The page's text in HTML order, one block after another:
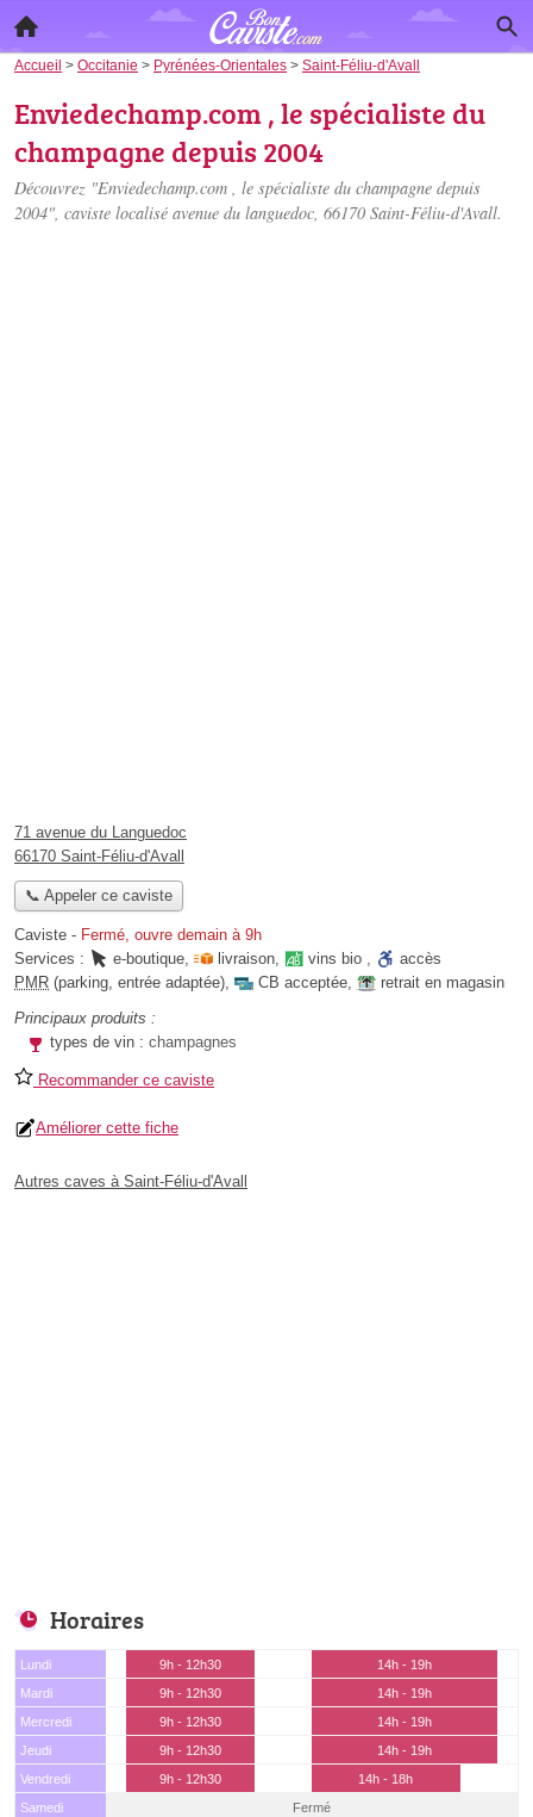
Accueil > Occitanie > Pyrénées-Orientales > Saint-Féliu-d'Avall
Enviedechamp.com , le spécialiste du
champagne depuis 2004
Découvrez "Enviedechamp.com , le spécialiste du champagne depuis
2004", caviste localisé avenue du languedoc, 66170 Saint-Féliu-d'Avall.
71 avenue du Languedoc
66170 Saint-Féliu-d'Avall
📞 Appeler ce caviste
Caviste - Fermé, ouvre demain à 9h
Services :
e-boutique, livraison, vins bio ,
accès
PMR (parking, entrée adaptée), CB acceptée,
retrait en magasin
Principaux produits :
types de vin : champagnes
Recommander ce caviste
Améliorer cette fiche
Autres caves à Saint-Féliu-d'Avall
Horaires
Lundi 9h - 12h30
14h - 19h
Mardi
9h - 12h30
14h - 19h
Mercredi
9h - 12h30
14h - 19h
Jeudi
9h - 12h30
14h - 19h
Vendredi
9h - 12h30
14h - 18h
Samedi
Fermé